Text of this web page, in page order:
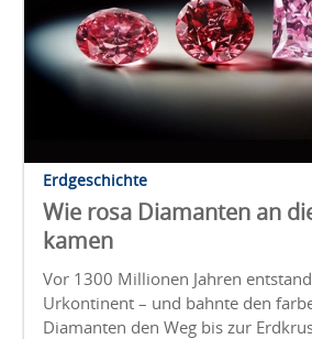
Erdgeschichte
Wie rosa Diamanten an
kamen
Vor 1300 Millionen Jahren
Urkontinent – und bahnte den
Diamanten den Weg bis zur